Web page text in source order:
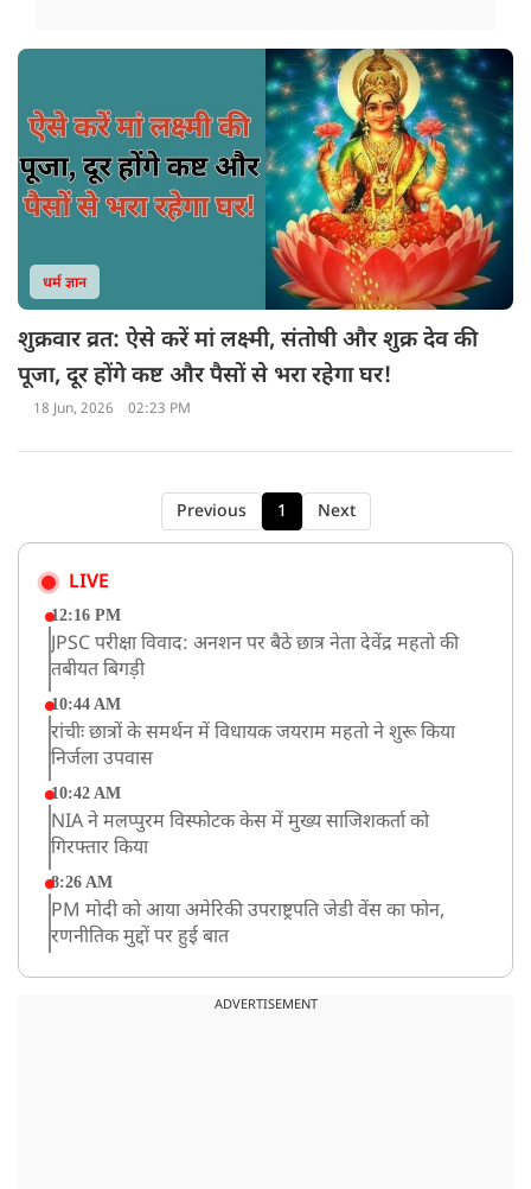
धर्म ज्ञान
शुक्रवार व्रत: ऐसे करें मां लक्ष्मी, संतोषी और शुक्र देव की
पूजा, दूर होंगे कष्ट और पैसों से भरा रहेगा घर!
18 Jun, 2026 02:23 PM
Previous 1 Next
LIVE
12:16 PM
JPSC परीक्षा विवाद: अनशन पर बैठे छात्र नेता देवेंद्र महतो की
तबीयत बिगड़ी
10:44 AM
रांचीः छात्रों के समर्थन में विधायक जयराम महतो ने शुरू किया
निर्जला उपवास
10:42 AM
NIA ने मलप्पुरम विस्फोटक केस में मुख्य साजिशकर्ता को
गिरफ्तार किया
8:26 AM
PM मोदी को आया अमेरिकी उपराष्ट्रपति जेडी वेंस का फोन,
रणनीतिक मुद्दों पर हुई बात
रांची: छात्रों और झारखंड सरकार के बीच आज होगी तीसरे दौर
ADVERTISEMENT